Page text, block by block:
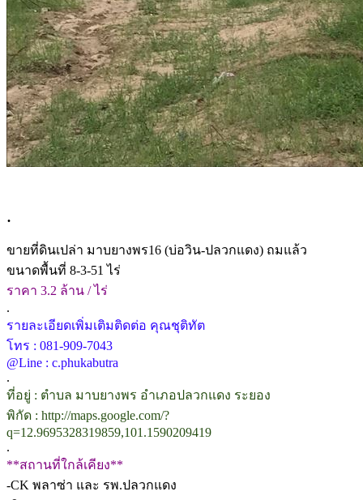
.
ขายที่ดินเปล่า มาบยางพร16 (บ่อวิน-ปลวกแดง) ถมแล้ว
ขนาดพื้นที่ 8-3-51 ไร่
ราคา 3.2 ล้าน / ไร่
.
รายละเอียดเพิ่มเติมติดต่อ คุณชุติทัต
โทร : 081-909-7043
@Line : c.phukabutra
.
ที่อยู่ : ตำบล มาบยางพร อำเภอปลวกแดง ระยอง
พิกัด : http://maps.google.com/?
q=12.9695328319859,101.1590209419
.
**สถานที่ใกล้เคียง**
-CK พลาซ่า และ รพ.ปลวกแดง